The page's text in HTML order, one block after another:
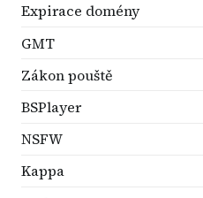
Expirace domény
GMT
Zákon pouště
BSPlayer
NSFW
Kappa